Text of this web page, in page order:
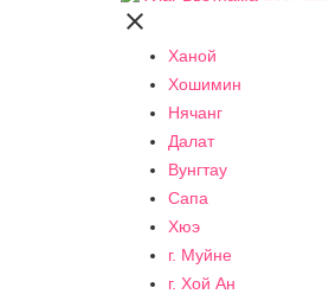

Ханой
Хошимин
Нячанг
Далат
Вунгтау
Сапа
Хюэ
г. Муйне
г. Хой Ан